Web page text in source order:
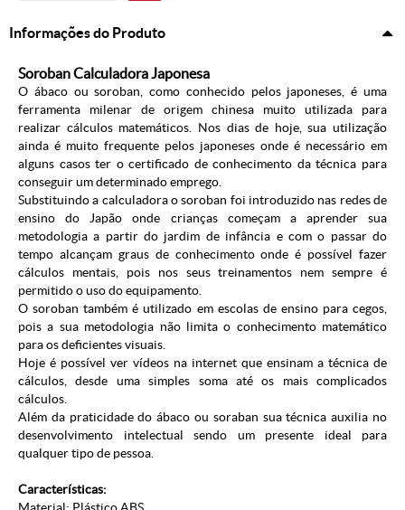
Informações do Produto
Soroban Calculadora Japonesa
O ábaco ou soroban, como conhecido pelos japoneses, é uma
ferramenta milenar de origem chinesa muito utilizada para
realizar cálculos matemáticos. Nos dias de hoje, sua utilização
ainda é muito frequente pelos japoneses onde é necessário em
alguns casos ter o certificado de conhecimento da técnica para
conseguir um determinado emprego.
Substituindo a calculadora o soroban foi introduzido nas redes de
ensino do Japão onde crianças começam a aprender sua
metodologia a partir do jardim de infância e com o passar do
tempo alcançam graus de conhecimento onde é possível fazer
cálculos mentais, pois nos seus treinamentos nem sempre é
permitido o uso do equipamento.
O soroban também é utilizado em escolas de ensino para cegos,
pois a sua metodologia não limita o conhecimento matemático
para os deficientes visuais.
Hoje é possível ver vídeos na internet que ensinam a técnica de
cálculos, desde uma simples soma até os mais complicados
cálculos.
Além da praticidade do ábaco ou soraban sua técnica auxilia no
desenvolvimento intelectual sendo um presente ideal para
qualquer tipo de pessoa.
Características: